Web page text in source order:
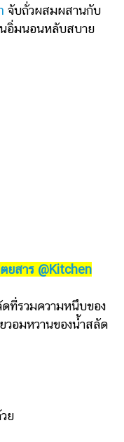
จับถั่วผสมผสานกับ
อิ่มนอนหลับสบาย
ยสาร @Kitchen
รวมความหนึบของ
วอมหวานของน้ำสลัด
ย